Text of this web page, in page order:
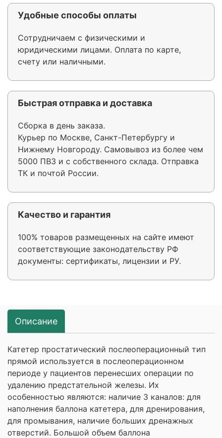
Удобные способы оплаты
Сотрудничаем с физическими и
юридическими лицами. Оплата по карте,
счету или наличными.
Быстрая отправка и доставка
Сборка в день заказа.
Курьер по Москве, Санкт-Петербургу и
Нижнему Новгороду. Самовывоз из более чем
5000 ПВЗ и с собственного склада. Отправка
ТК и почтой России.
Качество и гарантия
100% товаров размещенных на сайте имеют
соответствующие законодательству РФ
документы: сертификаты, лицензии и РУ.
Описание
Катетер простатический послеоперационный тип
прямой используется в послеоперационном
периоде у пациентов перенесших операции по
удалению предстательной железы. Их
особенностью являются: наличие 3 каналов: для
наполнения баллона катетера, для дренирования,
для промывания, наличие больших дренажных
отверстий. Большой объем баллона